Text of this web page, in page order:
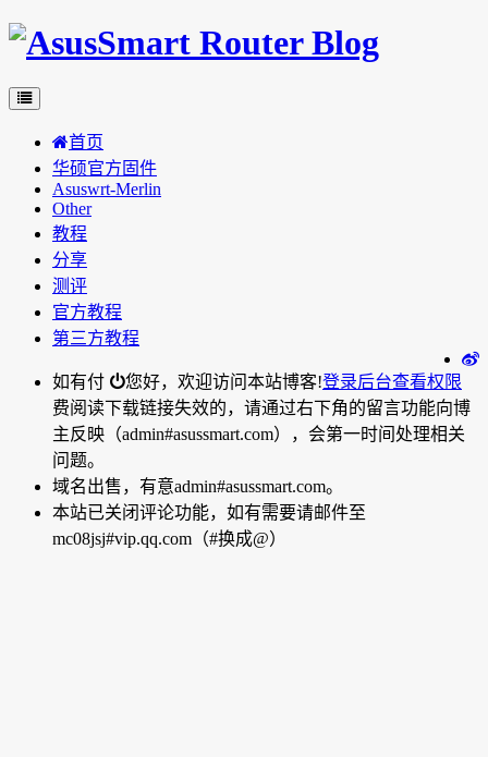
首页
华硕官方固件
Asuswrt-Merlin
Other
教程
分享
测评
官方教程
第三方教程
您好，欢迎访问本站博客!登录后台查看权限
如有付
费阅读下载链接失效的，请通过右下角的留言功能向博
主反映（admin#asussmart.com），会第一时间处理相关
问题。
域名出售，有意admin#asussmart.com。
本站已关闭评论功能，如有需要请邮件至
mc08jsj#vip.qq.com（#换成@）